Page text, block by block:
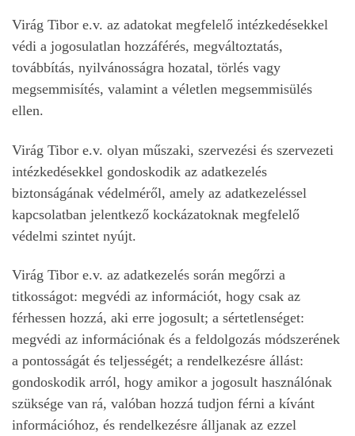
Virág Tibor e.v. az adatokat megfelelő intézkedésekkel
védi a jogosulatlan hozzáférés, megváltoztatás,
továbbítás, nyilvánosságra hozatal, törlés vagy
megsemmisítés, valamint a véletlen megsemmisülés
ellen.
Virág Tibor e.v. olyan műszaki, szervezési és szervezeti
intézkedésekkel gondoskodik az adatkezelés
biztonságának védelméről, amely az adatkezeléssel
kapcsolatban jelentkező kockázatoknak megfelelő
védelmi szintet nyújt.
Virág Tibor e.v. az adatkezelés során megőrzi a
titkosságot: megvédi az információt, hogy csak az
férhessen hozzá, aki erre jogosult; a sértetlenséget:
megvédi az információnak és a feldolgozás módszerének
a pontosságát és teljességét; a rendelkezésre állást:
gondoskodik arról, hogy amikor a jogosult használónak
szüksége van rá, valóban hozzá tudjon férni a kívánt
információhoz, és rendelkezésre álljanak az ezzel